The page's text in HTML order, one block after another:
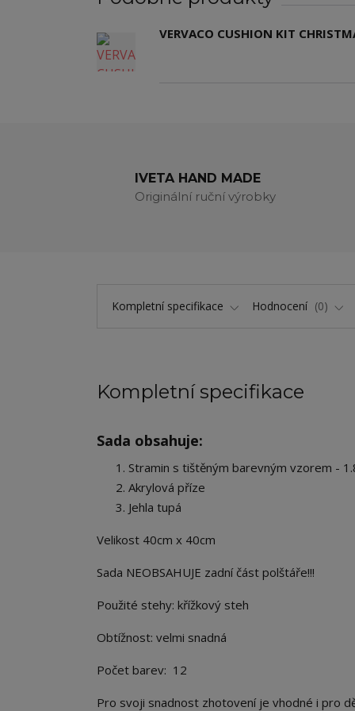
VERVACO CUSHION KIT
IVETA HAND MADE
Originální ruční výrobky
Kompletní specifikace Hodnocení 0
Kompletní specifikace
Sada obsahuje:
Stramin s tištěným barevným vzorem -
Akrylová příze
Jehla tupá
Velikost 40cm x 40cm
Sada NEOBSAHUJE zadní část polštáře!!!
Použité stehy: křížkový steh
Obtížnost: velmi snadná
Počet barev: 12
Pro svoji snadnost zhotovení je vhodné i pro